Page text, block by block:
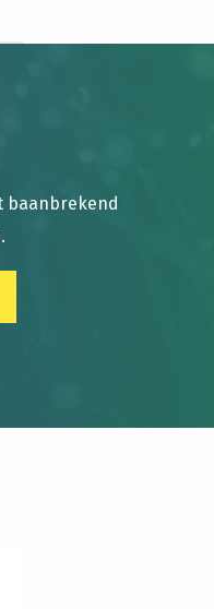
baanbrekend